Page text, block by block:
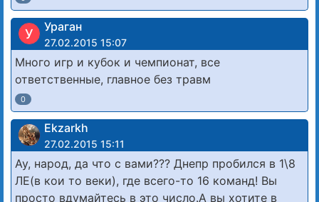
У Ураган
27.02.2015 15:07
Много игр и кубок и чемпионат, все
ответственные, главное без травм
0
Ekzarkh
27.02.2015 15:11
Ау, народ, да что с вами??? Днепр пробился в 1\8
ЛЕ(в кои то веки), где всего-то 16 команд! Вы
просто вдумайтесь в это число.А вы хотите в